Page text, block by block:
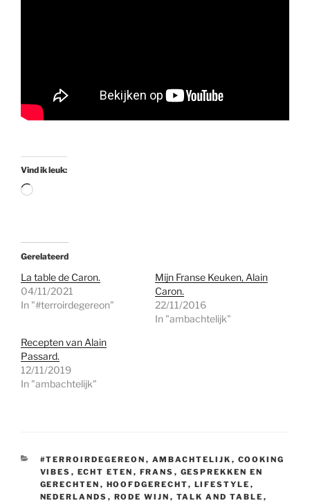
Vind ik leuk:
Aan
Gerelateerd
La table de Caron.
04/11/2021
In "#terroirdegereon"
Mijn Franse Keuken, Alain
Caron.
22/11/2016
In "ambachtelijk"
Recepten van Alain
Passard.
12/11/2019
In "ambachtelijk"
CATEGORIEËN
#TERROIRDEGEREON , AMBACHTELIJK , COOKING
VIBES , ECHT ETEN , FRANS , GESPREKKEN EN
GERECHTEN , HOOFDGERECHT, LIFESTYLE ,
NEDERLANDS , RODE WIJN , TALK AND TABLE ,